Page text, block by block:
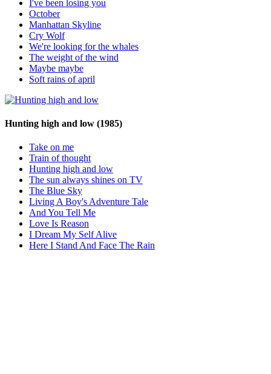
I've been losing you
October
Manhattan Skyline
Cry Wolf
We're looking for the whales
The weight of the wind
Maybe maybe
Soft rains of april
Hunting high and low (1985)
Take on me
Train of thought
Hunting high and low
The sun always shines on TV
The Blue Sky
Living A Boy's Adventure Tale
And You Tell Me
Love Is Reason
I Dream My Self Alive
Here I Stand And Face The Rain